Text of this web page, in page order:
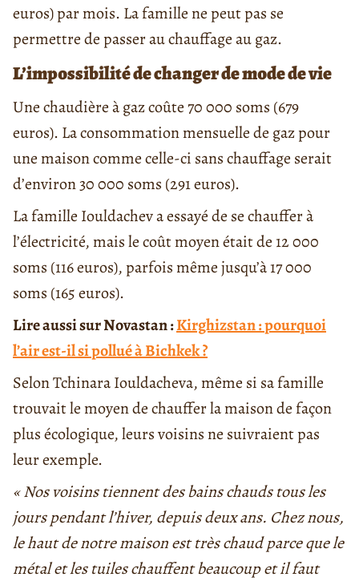
euros) par mois. La famille ne peut pas se
permettre de passer au chauffage au gaz.
L’impossibilité de changer de mode de vie
Une chaudière à gaz coûte 70 000 soms (679
euros). La consommation mensuelle de gaz pour
une maison comme celle-ci sans chauffage serait
d’environ 30 000 soms (291 euros).
La famille Iouldachev a essayé de se chauffer à
l’électricité, mais le coût moyen était de 12 000
soms (116 euros), parfois même jusqu’à 17 000
soms (165 euros).
Lire aussi sur Novastan :Kirghizstan : pourquoi
l’air est-il si pollué à Bichkek ?
Selon Tchinara Iouldacheva, même si sa famille
trouvait le moyen de chauffer la maison de façon
plus écologique, leurs voisins ne suivraient pas
leur exemple.
« Nos voisins tiennent des bains chauds tous les
jours pendant l’hiver, depuis deux ans. Chez nous,
le haut de notre maison est très chaud parce que le
métal et les tuiles chauffent beaucoup et il faut